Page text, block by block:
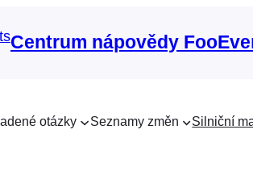
Centrum nápovědy
otázky Seznamy změn Silniční